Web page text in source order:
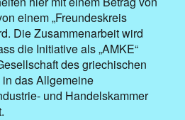
einem „Freundeskreis
Die Zusammenarbeit wird
die Initiative als „AMKE“
des griechischen
in das Allgemeine
und Handelskammer